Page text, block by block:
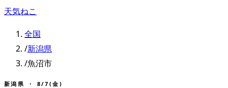
天気ねこ
全国
/新潟県
/魚沼市
新潟県 ・ 8/7(金)